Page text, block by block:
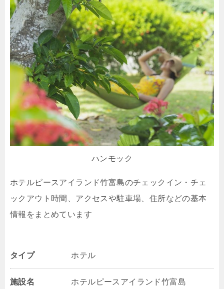
ハンモック
ホテルピースアイランド竹富島のチェックイン・チェ
ックアウト時間、アクセスや駐車場、住所などの基本
情報をまとめています
タイプ ホテル
施設名 ホテルピースアイランド竹富島